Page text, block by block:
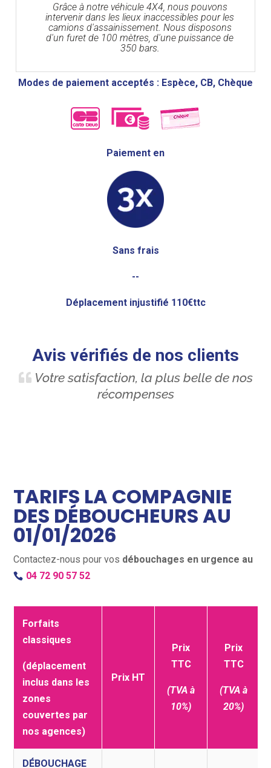
Grâce à notre véhicule 4X4, nous pouvons
intervenir dans les lieux inaccessibles pour les
camions d'assainissement. Nous disposons
d'un furet de 100 mètres, d'une puissance de
350 bars.
Modes de paiement acceptés : Espèce, CB, Chèque
Paiement en
Sans frais
--
Déplacement injustifié 110€ttc
Avis vérifiés de nos clients
Votre satisfaction, la plus belle de nos
récompenses
TARIFS LA COMPAGNIE
DES DÉBOUCHEURS AU
01/01/2026
Contactez-nous pour vos débouchages en urgence au
04 72 90 57 52
Forfaits
classiques
(déplacement
inclus dans les
zones
couvertes par
nos agences)
Prix HT
Prix
TTC
(TVA à
10%)
Prix
TTC
(TVA à
20%)
DÉBOUCHAGE